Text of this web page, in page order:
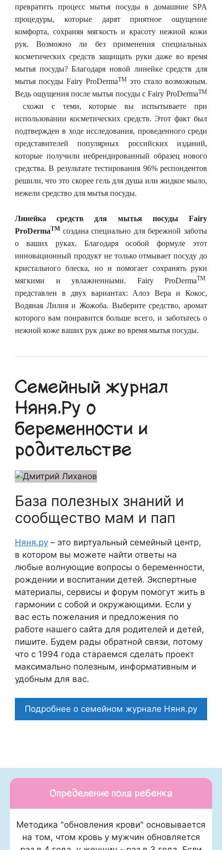
превратить процесс мытья посуды в домашние SPA
процедуры, которые дарят приятное ощущение
комфорта, сохраняя мягкость и красоту нежной кожи
рук. Возможно ли без применения специальных
косметических средств защищать руки даже во время
мытья посуды? Благодаря новой линейке средств для
мытья посуды Fairy ProDermaTM это стало возможным.
Ведь ощущения после мытья посуды с Fairy ProDermaTM
схожи с теми, которые вы испытываете при
использовании косметических средств. Этот факт был
подтвержден в ходе исследования, проведенного среди
представителей популярных российских изданий,
которые получили небрендированный образец нового
средства. В результате тестирования 96% респондентов
решили, что это скорее гель для душа или жидкое мыло,
нежели средство для мытья посуды.
Линейка средств для мытья посуды Fairy
ProDermaTM создана специально для бережной заботы
о ваших руках. Благодаря особой формуле этот
инновационный продукт не только отмывает посуду до
кристального блеска, но и помогает сохранять руки
мягкими и увлажненными. Fairy ProDermaTM
представлен в двух вариантах: Алоэ Вера и Кокос,
Водяная Лилия и Жожоба. Выберите средство, аромат
которого вам понравится больше всего, и заботьтесь о
нежной коже ваших рук даже во время мытья посуды.
Семейный журнал
Няня.Ру о
беременности и
родительстве
База полезных знаний и
сообщество мам и пап
Няня.ру – это виртуальный семейный центр,
в котором вы можете найти ответы на
любые волнующие вопросы о беременности,
рождении и воспитании детей. Экспертные
материалы, сервисы и форум помогут жить в
гармонии с собой и окружающими. Если у
вас есть пожелания и предложения по
работе нашего сайта для родителей и детей,
пишите. Будем рады обратной связи, потому
что c 1994 года стараемся сделать проект
максимально полезным, информативным и
удобным для вас.
Подробнее о семейном журнале Няня.ру
Определение пола ребенка
Методика "обновления крови" основывается
на том, чтом кровь у мужчин обновляется